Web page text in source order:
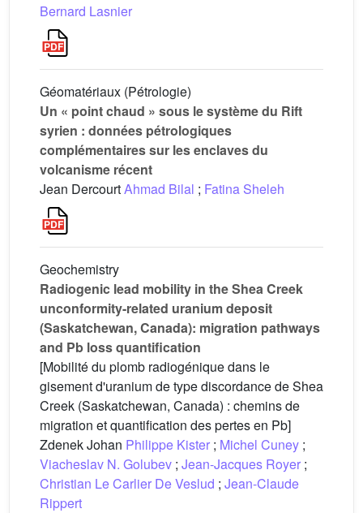
Bernard Lasnier
Géomatériaux (Pétrologie)
Un « point chaud » sous le système du Rift
syrien : données pétrologiques
complémentaires sur les enclaves du
volcanisme récent
Jean DercourtAhmad Bilal ; Fatina Sheleh
Geochemistry
Radiogenic lead mobility in the Shea Creek
unconformity-related uranium deposit
(Saskatchewan, Canada): migration pathways
and Pb loss quantification
[Mobilité du plomb radiogénique dans le
gisement d'uranium de type discordance de Shea
Creek (Saskatchewan, Canada) : chemins de
migration et quantification des pertes en Pb]
Zdenek Johan Philippe Kister ; Michel Cuney ;
Viacheslav N. Golubev ; Jean-Jacques Royer ;
Christian Le Carlier De Veslud ; Jean-Claude
Rippert